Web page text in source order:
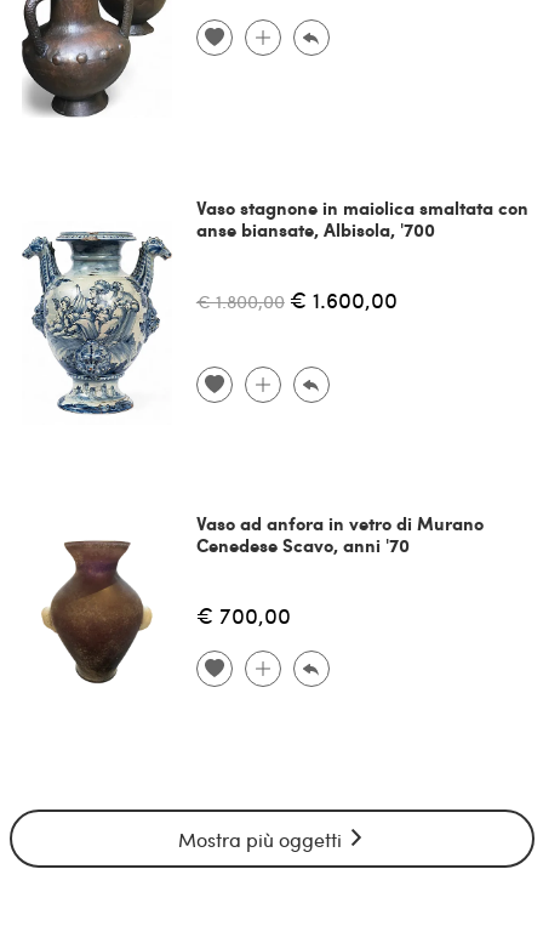
Vaso stagnone in maiolica smaltata con
anse biansate, Albisola, '700
€ 1.800,00 € 1.600,00
Vaso ad anfora in vetro di Murano
Cenedese Scavo, anni '70
€ 700,00
Mostra più oggetti